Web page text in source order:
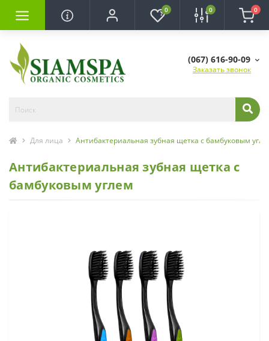
0 0 0
(067) 616-90-09
Заказать звонок
Для лица Антибактериальная зубная щетка с бамбуковым
Антибактериальная зубная щетка с
бамбуковым углем